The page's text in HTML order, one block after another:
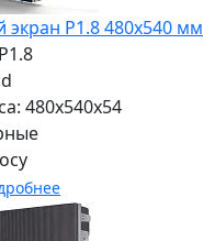
экран P1.8 480x540 мм
480x540x54